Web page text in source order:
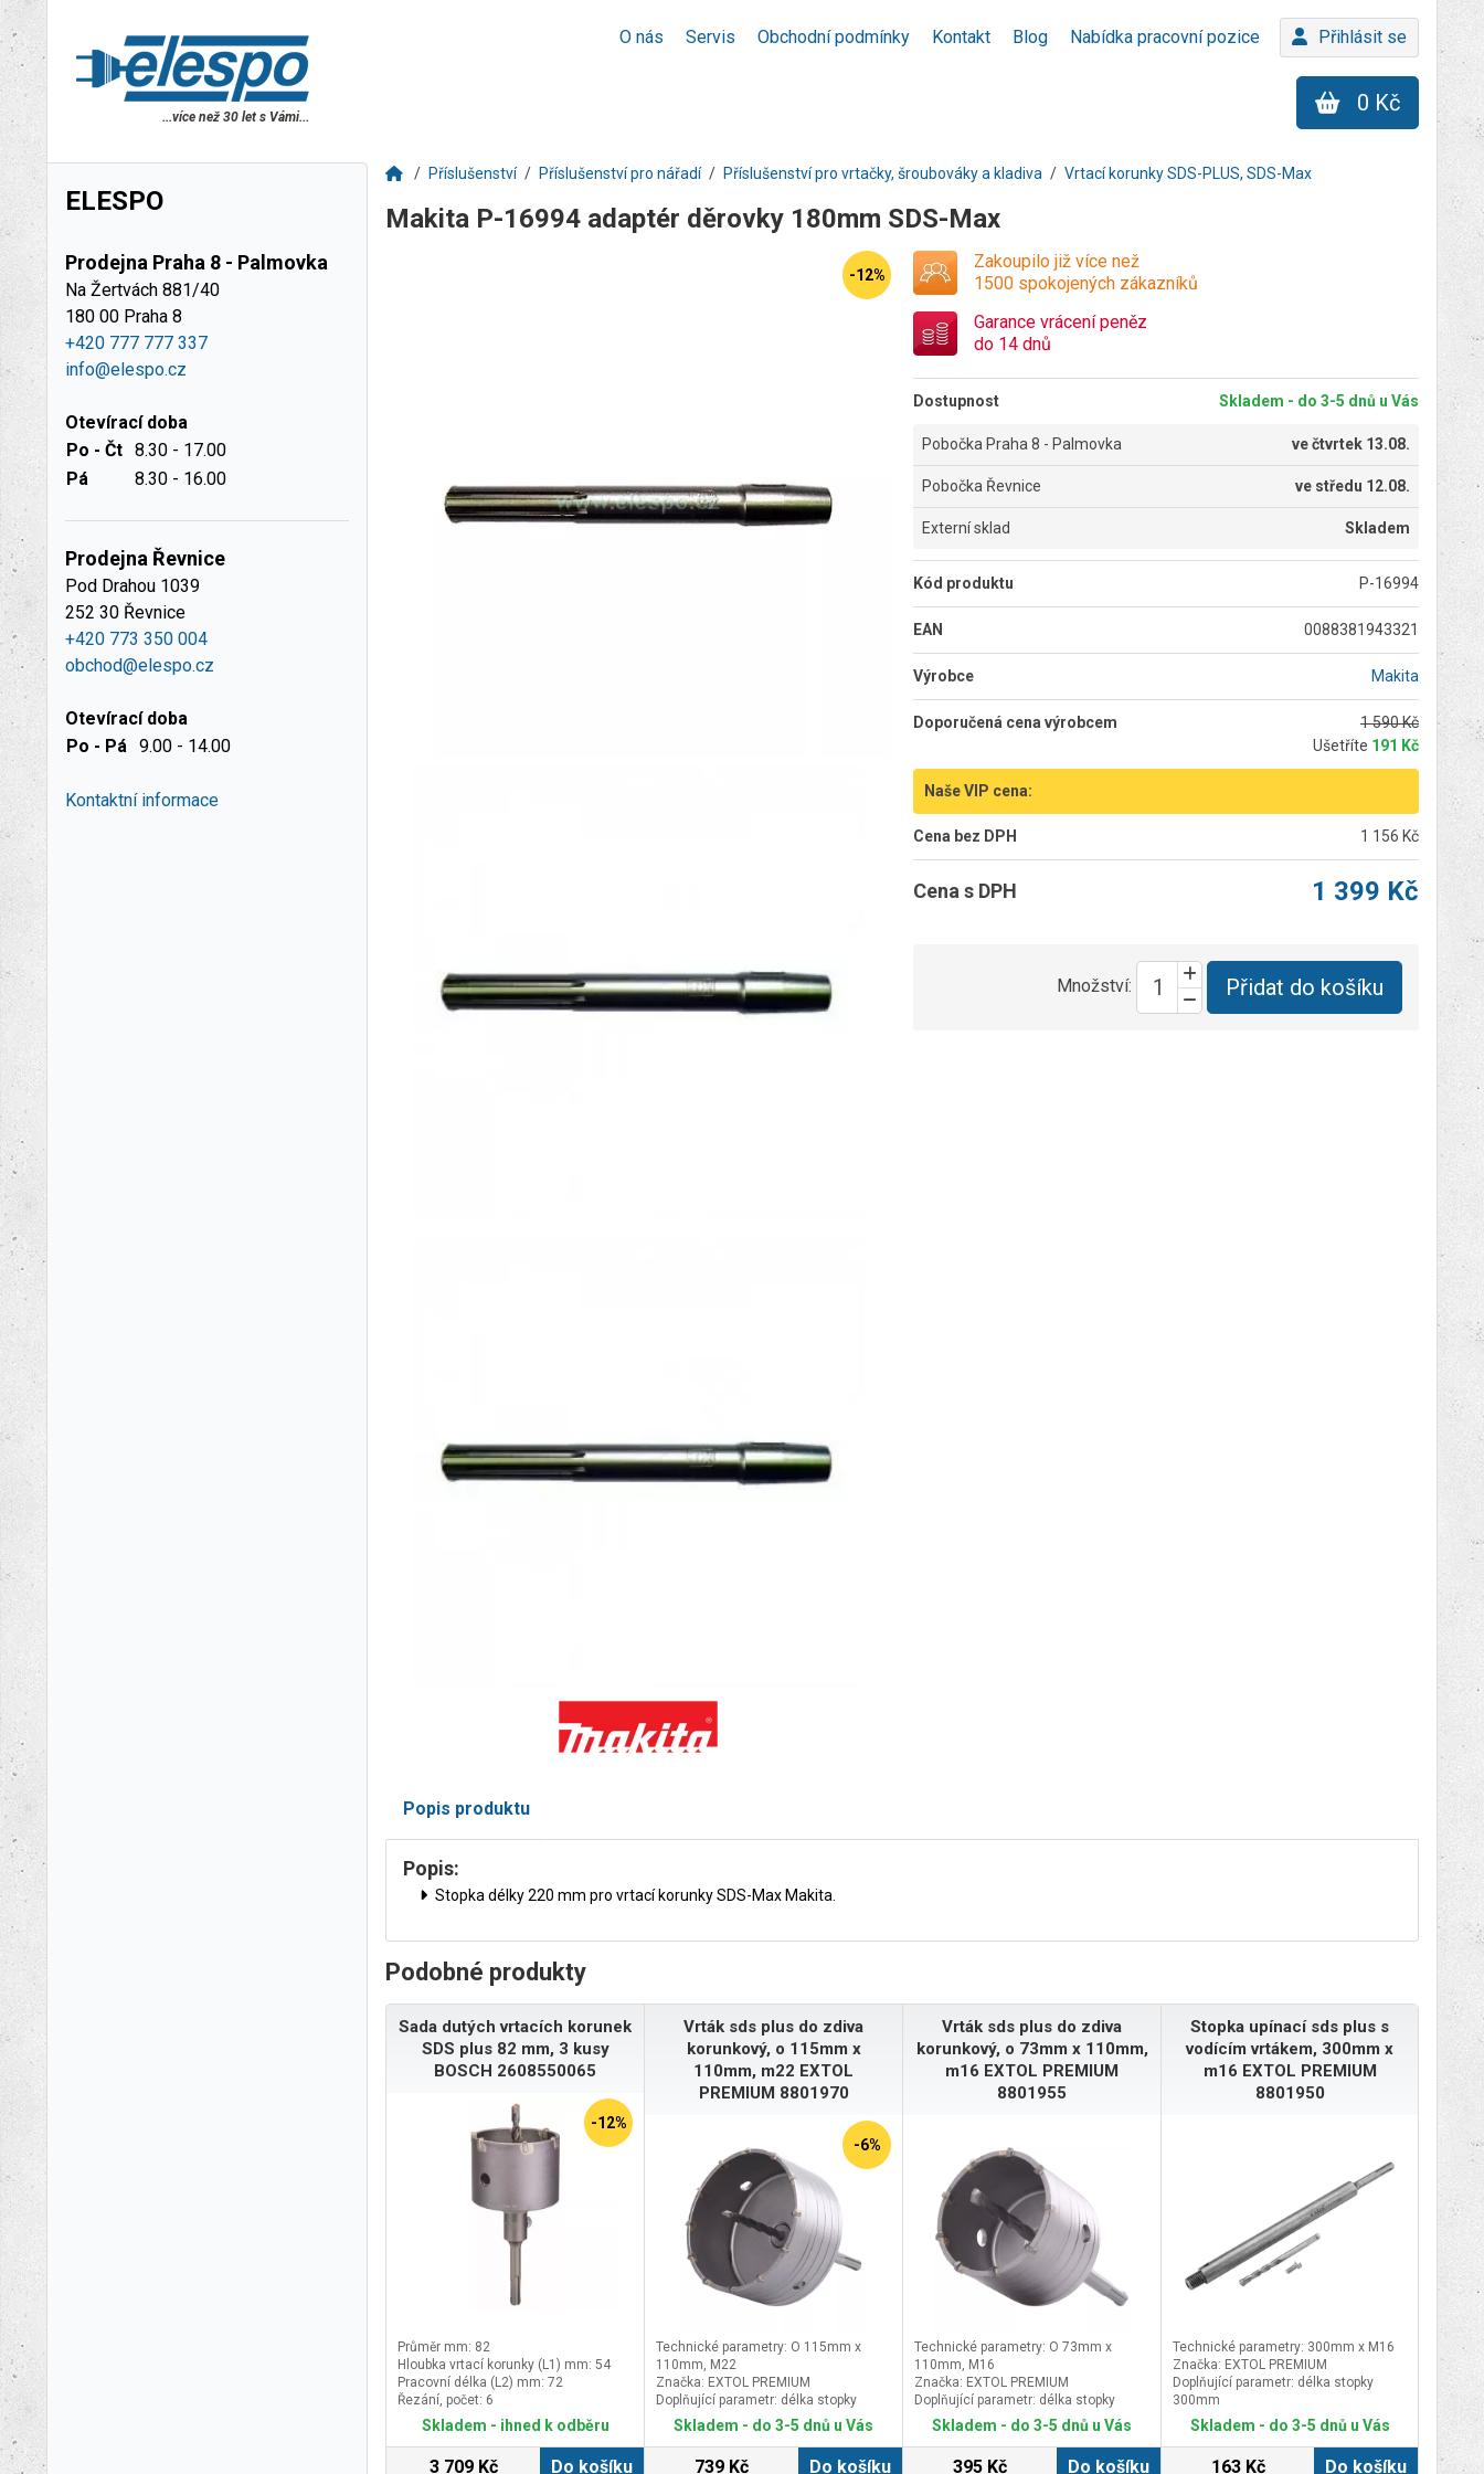
O nás Servis Obchodní podmínky Kontakt Blog Nabídka pracovní pozice Přihlásit se
...více než 30 let s Vámi...
0 Kč
ELESPO
Prodejna Praha 8 - Palmovka
Na Žertvách 881/40
180 00 Praha 8
+420 777 777 337
info@elespo.cz
Otevírací doba
Po - Čt 8.30 - 17.00
Pá
8.30 - 16.00
Prodejna Řevnice
Pod Drahou 1039
252 30 Řevnice
+420 773 350 004
obchod@elespo.cz
Otevírací doba
Po - Pá 9.00 - 14.00
Kontaktní informace
Příslušenství Příslušenství pro nářadí Příslušenství pro vrtačky, šroubováky a kladiva Vrtací korunky SDS-PLUS, SDS-Max
Makita P-16994 adaptér děrovky 180mm SDS-Max
-12%
Zakoupilo již více než
1500 spokojených zákazníků
Garance vrácení peněz
do 14 dnů
Dostupnost Skladem - do 3-5 dnů u Vás
Pobočka Praha 8 - Palmovka večtvrtek 13.08.
Pobočka Řevnice ve středu 12.08.
Externí sklad Skladem
Kód produktu P-16994
EAN 0088381943321
Výrobce Makita
Doporučená cena výrobcem
1 590 Kč
Ušetříte 191 Kč
Naše VIP cena:
Cena bez DPH 1 156 Kč
Cena s DPH 1 399 Kč
Množství: Přidat do košíku
Popis produktu
Popis:
Stopka délky 220 mm pro vrtací korunky SDS-Max Makita.
Podobné produkty
Sada dutých vrtacích korunek
SDS plus 82 mm, 3 kusy
BOSCH 2608550065
-12%
Průměr mm: 82
Hloubka vrtací korunky (L1) mm: 54
Pracovní délka (L2) mm: 72
Řezání, počet: 6
Skladem - ihned k odběru
3 709 Kč Do košíku
Vrták sds plus do zdiva
korunkový, o 115mm x
110mm, m22 EXTOL
PREMIUM 8801970
-6%
Technické parametry: O 115mm x
110mm, M22
Značka: EXTOL PREMIUM
Doplňující parametr: délka stopky
110mm (našroubovaná 100mm), závit
na stopce M22
Skladem - do 3-5 dnů u Vás
739 Kč Do košíku
Vrták sds plus do zdiva
korunkový, o 73mm x 110mm,
m16 EXTOL PREMIUM
8801955
Technické parametry: O 73mm x
110mm, M16
Značka: EXTOL PREMIUM
Doplňující parametr: délka stopky
110mm (našroubovaná 100mm), závit
na stopce M16
Skladem - do 3-5 dnů u Vás
395 Kč Do košíku
Stopka upínací sds plus s
vodícím vrtákem, 300mm x
m16 EXTOL PREMIUM
8801950
Technické parametry: 300mm x M16
Značka: EXTOL PREMIUM
Doplňující parametr: délka stopky
300mm
Skladem - do 3-5 dnů u Vás
163 Kč Do košíku